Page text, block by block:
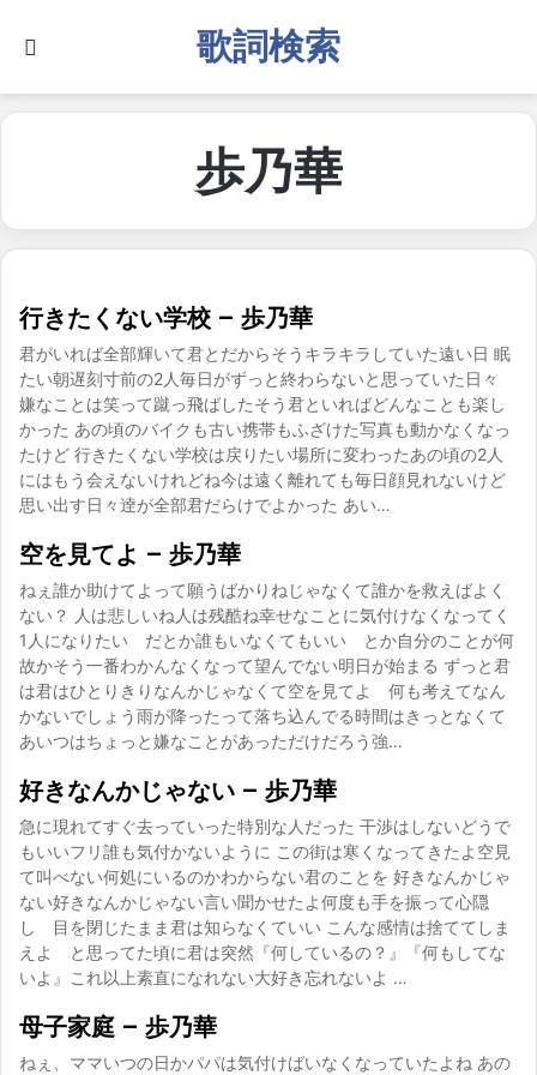
歌詞検索
歩乃華
行きたくない学校 – 歩乃華
君がいれば全部輝いて君とだからそうキラキラしていた遠い日 眠
たい朝遅刻寸前の2人毎日がずっと終わらないと思っていた日々
嫌なことは笑って蹴っ飛ばしたそう君といればどんなことも楽し
かった あの頃のバイクも古い携帯もふざけた写真も動かなくなっ
たけど 行きたくない学校は戻りたい場所に変わったあの頃の2人
にはもう会えないけれどね今は遠く離れても毎日顔見れないけど
思い出す日々逹が全部君だらけでよかった あい…
空を見てよ – 歩乃華
ねぇ誰か助けてよって願うばかりねじゃなくて誰かを救えばよく
ない？ 人は悲しいね人は残酷ね幸せなことに気付けなくなってく
1人になりたい だとか誰もいなくてもいい とか自分のことが何
故かそう一番わかんなくなって望んでない明日が始まる ずっと君
は君はひとりきりなんかじゃなくて空を見てよ 何も考えてなん
かないでしょう雨が降ったって落ち込んでる時間はきっとなくて
あいつはちょっと嫌なことがあっただけだろう強…
好きなんかじゃない – 歩乃華
急に現れてすぐ去っていった特別な人だった 干渉はしないどうで
もいいフリ誰も気付かないように この街は寒くなってきたよ空見
て叫べない何処にいるのかわからない君のことを 好きなんかじゃ
ない好きなんかじゃない言い聞かせたよ何度も手を振って心隠
し 目を閉じたまま君は知らなくていい こんな感情は捨ててしま
えよ と思ってた頃に君は突然『何しているの？』『何もしてな
いよ』これ以上素直になれない大好き忘れないよ …
母子家庭 – 歩乃華
ねぇ、ママいつの日かパパは気付けばいなくなっていたよね あの